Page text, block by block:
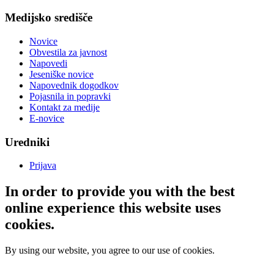
Medijsko središče
Novice
Obvestila za javnost
Napovedi
Jeseniške novice
Napovednik dogodkov
Pojasnila in popravki
Kontakt za medije
E-novice
Uredniki
Prijava
In order to provide you with the best
online experience this website uses
cookies.
By using our website, you agree to our use of cookies.